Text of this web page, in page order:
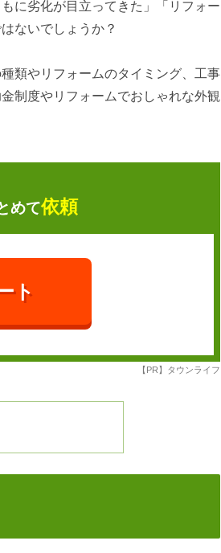
に劣化が目立ってきた」「リフォー
ないでしょうか？
類やリフォームのタイミング、工事
制度やリフォームでおしゃれな外観
めて依頼
ト
【PR】タウンライフ